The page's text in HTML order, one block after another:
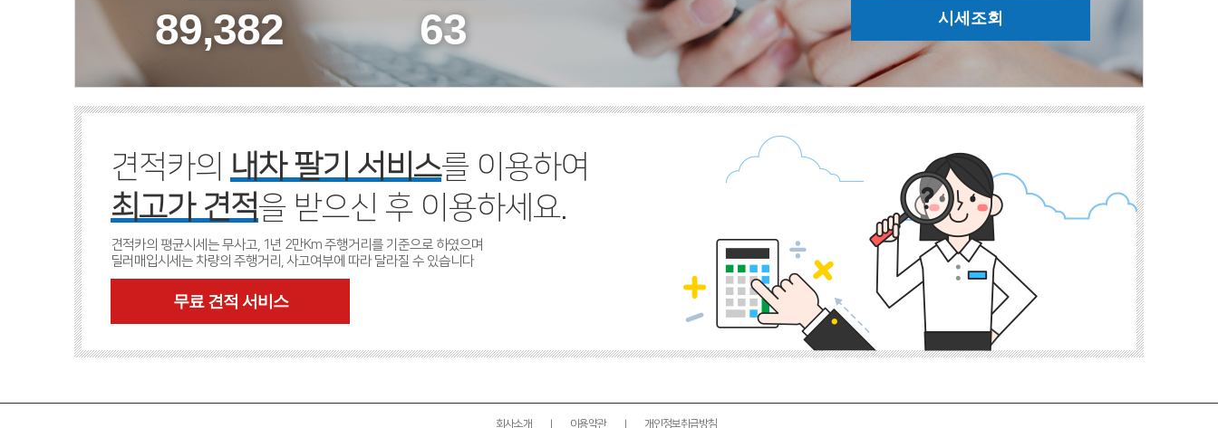
89,382 63
견적카의 내차 팔기 서비스를 이용하여
최고가 견적을 받으신 후 이용하세요.
견적카의 평균시세는 무사고, 1년 2만Km 주행거리를 기준으로 하였으며
딜러매입시세는 차량의 주행거리, 사고여부에 따라 달라질 수 있습니다
무료 견적 서비스
회사소개 | 이용약관 | 개인정보취급방침